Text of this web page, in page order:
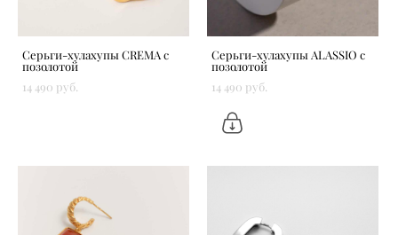
Серьги-хулахупы CREMA с
позолотой
14 490 pуб.
Серьги-хулахупы ALASSIO с
позолотой
14 490 pуб.